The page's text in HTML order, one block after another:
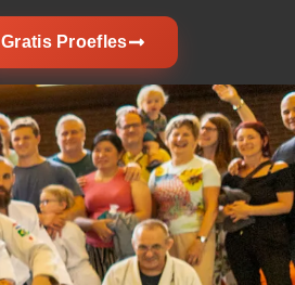
Gratis Proefles